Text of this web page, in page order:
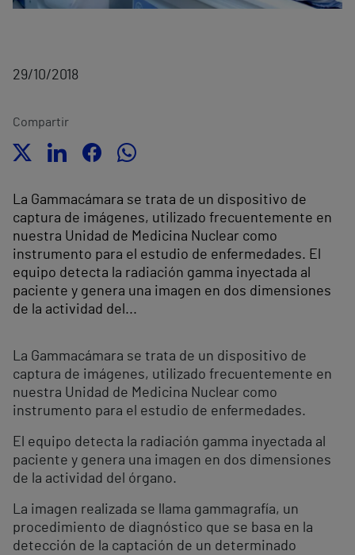
29/10/2018
Compartir
La Gammacámara se trata de un dispositivo de
captura de imágenes, utilizado frecuentemente en
nuestra Unidad de Medicina Nuclear como
instrumento para el estudio de enfermedades. El
equipo detecta la radiación gamma inyectada al
paciente y genera una imagen en dos dimensiones
de la actividad del...
La Gammacámara se trata de un dispositivo de
captura de imágenes, utilizado frecuentemente en
nuestra Unidad de Medicina Nuclear como
instrumento para el estudio de enfermedades.
El equipo detecta la radiación gamma inyectada al
paciente y genera una imagen en dos dimensiones
de la actividad del órgano.
La imagen realizada se llama gammagrafía, un
procedimiento de diagnóstico que se basa en la
detección de la captación de un determinado